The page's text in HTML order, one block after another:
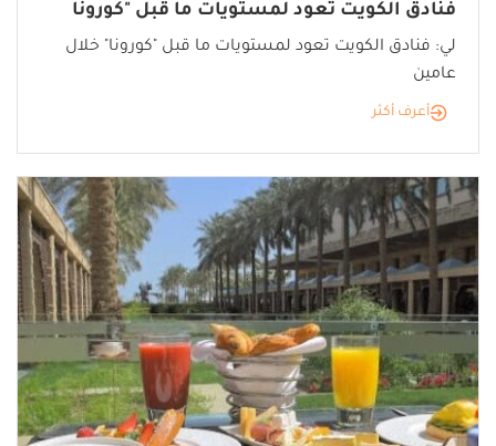
فنادق الكويت تعود لمستويات ما قبل "كورونا
لي: فنادق الكويت تعود لمستويات ما قبل "كورونا" خلال
عامين
أعرف أكثر